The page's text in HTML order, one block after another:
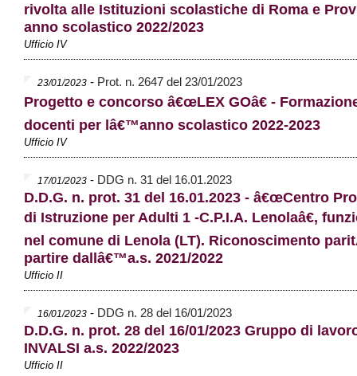
rivolta alle Istituzioni scolastiche di Roma e
anno scolastico 2022/2023
Ufficio IV
23/01/2023 - Prot. n. 2647 del 23/01/2023
Progetto e concorso â€œLEX GOâ€ -
docenti per lâ€™anno scolastico 2022-2023
Ufficio IV
17/01/2023 - DDG n. 31 del 16.01.2023
D.D.G. n. prot. 31 del 16.01.2023 - â€œCentro
di Istruzione per Adulti 1 -C.P.I.A. Lenolaâ€,
nel comune di Lenola (LT). Riconoscimento
partire dallâ€™a.s. 2021/2022
Ufficio II
16/01/2023 - DDG n. 28 del 16/01/2023
D.D.G. n. prot. 28 del 16/01/2023 Gruppo di
INVALSI a.s. 2022/2023
Ufficio II